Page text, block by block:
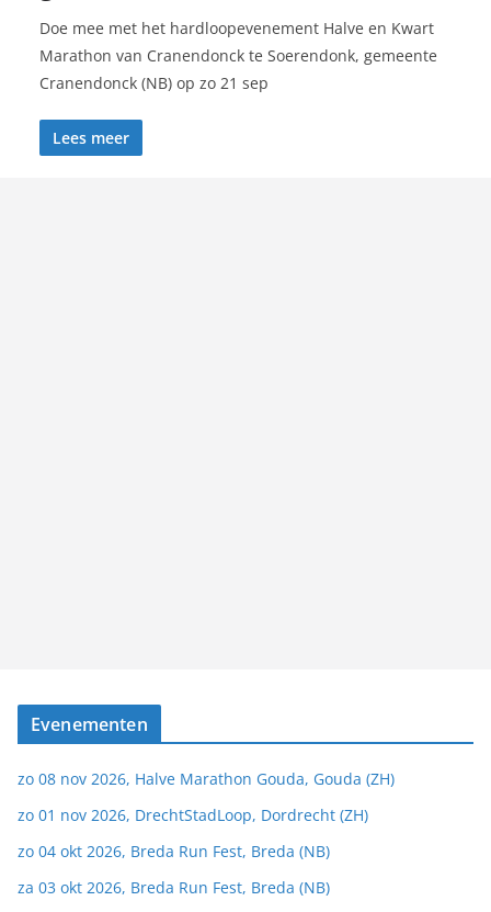
Doe mee met het hardloopevenement Halve en Kwart
Marathon van Cranendonck te Soerendonk, gemeente
Cranendonck (NB) op zo 21 sep
Lees meer
Evenementen
zo 08 nov 2026, Halve Marathon Gouda, Gouda (ZH)
zo 01 nov 2026, DrechtStadLoop, Dordrecht (ZH)
zo 04 okt 2026, Breda Run Fest, Breda (NB)
za 03 okt 2026, Breda Run Fest, Breda (NB)